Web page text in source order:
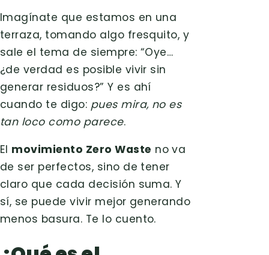
Imagínate que estamos en una
terraza, tomando algo fresquito, y
sale el tema de siempre: “Oye…
¿de verdad es posible vivir sin
generar residuos?” Y es ahí
cuando te digo: pues mira, no es
tan loco como parece.
El movimiento Zero Waste no va
de ser perfectos, sino de tener
claro que cada decisión suma. Y
sí, se puede vivir mejor generando
menos basura. Te lo cuento.